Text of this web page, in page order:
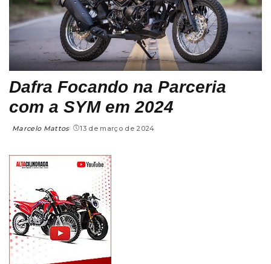
Dafra Focando na Parceria
com a SYM em 2024
Marcelo Mattos 13 de março de 2024